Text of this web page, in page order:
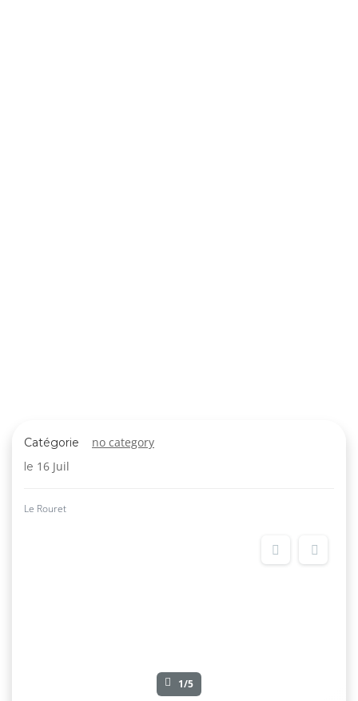
Catégorie no category
le 16 Juil
Le Rouret
1/5